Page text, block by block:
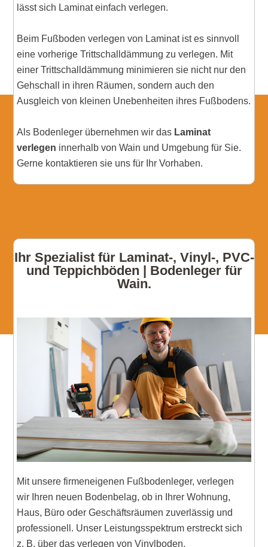
lässt sich Laminat einfach verlegen.
Beim Fußboden verlegen von Laminat ist es sinnvoll
eine vorherige Trittschalldämmung zu verlegen. Mit
einer Trittschalldämmung minimieren sie nicht nur den
Gehschall in ihren Räumen, sondern auch den
Ausgleich von kleinen Unebenheiten ihres Fußbodens.
Als Bodenleger übernehmen wir das Laminat
verlegen innerhalb von Wain und Umgebung für Sie.
Gerne kontaktieren sie uns für Ihr Vorhaben.
Ihr Spezialist für Laminat-, Vinyl-, PVC-
und Teppichböden | Bodenleger für
Wain.
Mit unsere firmeneigenen Fußbodenleger, verlegen
wir Ihren neuen Bodenbelag, ob in Ihrer Wohnung,
Haus, Büro oder Geschäftsräumen zuverlässig und
professionell. Unser Leistungsspektrum erstreckt sich
z. B. über das verlegen von Vinylboden,